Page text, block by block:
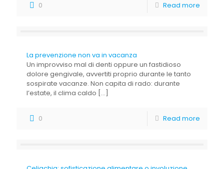
0 Read more
La prevenzione non va in vacanza
Un improvviso mal di denti oppure un fastidioso
dolore gengivale, avvertiti proprio durante le tanto
sospirate vacanze. Non capita di rado: durante
l’estate, il clima caldo […]
0 Read more